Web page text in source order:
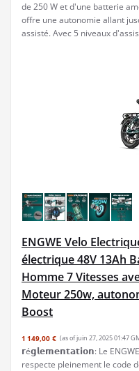
de 250 W et d'une batterie
offre une autonomie allant
assisté. Avec 5 niveaux
ENGWE Velo
électrique 48V 13Ah
Homme 7 Vitesses
Moteur 250w,
Boost
1 149,00 € (as of juin 27, 2025 01:47
𝗿é𝗴𝗹𝗲𝗺𝗲𝗻𝘁𝗮𝘁𝗶𝗼𝗻: Le
respecte pleinement le code